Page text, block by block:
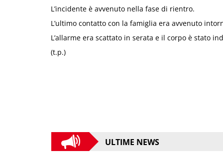
L’incidente è avvenuto nella fase di rientro.
L’ultimo contatto con la famiglia era avvenuto
L’allarme era scattato in serata e il corpo è stato
(t.p.)
ULTIME NEWS